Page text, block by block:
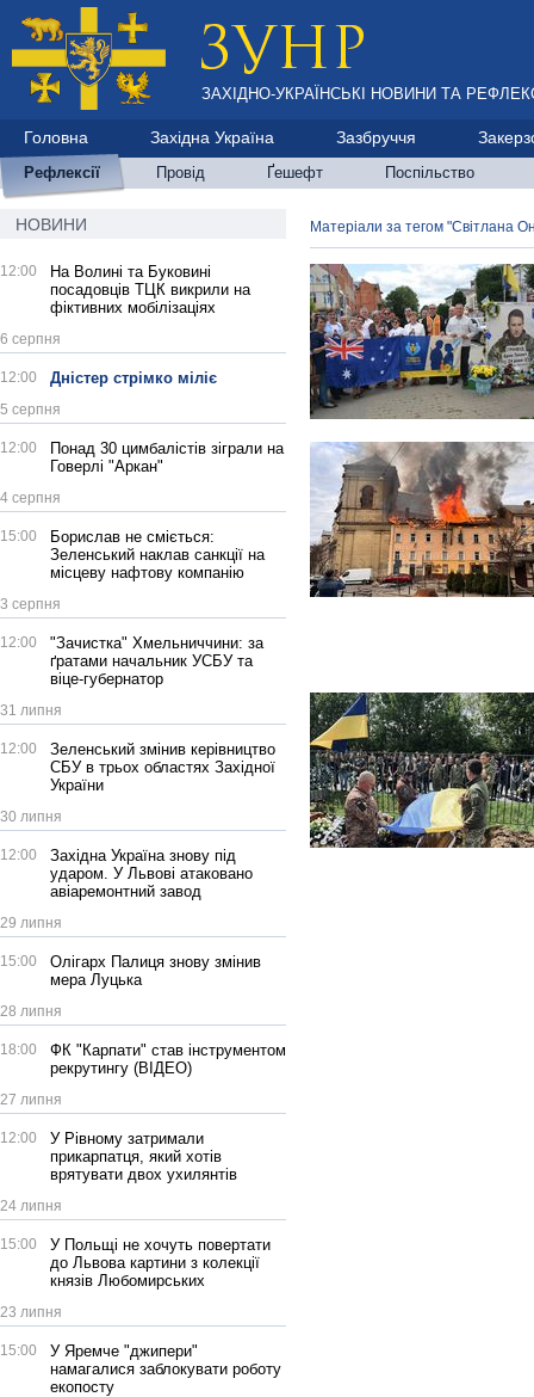
ЗАХІДНО-УКРАЇНСЬКІ НОВИНИ ТА
Головна Західна Україна Зазбруччя
Рефлексії Провід Ґешефт Поспільство
НОВИНИ
12:00
На Волині та Буковині
посадовців ТЦК викрили на
фіктивних мобілізаціях
6 серпня
12:00 Дністер стрімко міліє
5 серпня
12:00
Понад 30 цимбалістів зіграли на
Говерлі "Аркан"
4 серпня
15:00
Борислав не сміється:
Зеленський наклав санкції на
місцеву нафтову компанію
3 серпня
12:00
"Зачистка" Хмельниччини: за
ґратами начальник УСБУ та
віце-губернатор
31 липня
12:00
Зеленський змінив керівництво
СБУ в трьох областях Західної
України
30 липня
12:00
Західна Україна знову під
ударом. У Львові атаковано
авіаремонтний завод
29 липня
15:00
Олігарх Палиця знову змінив
мера Луцька
28 липня
18:00
ФК "Карпати" став інструментом
рекрутингу (ВІДЕО)
27 липня
12:00
У Рівному затримали
прикарпатця, який хотів
врятувати двох ухилянтів
24 липня
15:00
У Польщі не хочуть повертати
до Львова картини з колекції
князів Любомирських
23 липня
15:00
У Яремче "джипери"
намагалися заблокувати роботу
екопосту
Матеріали за тегом "Світлана